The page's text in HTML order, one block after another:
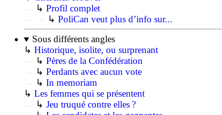
→
↳ Profil complet
→
→ ↳ PoliCan veut plus d’info sur...
Sous différents angles
↳ Historique, isolite, ou surprenant
→
↳ Pères de la Confédération
→
↳ Perdants avec aucun vote
→
↳ In memoriam
↳ Les femmes qui se présentent
→
↳ Jeu truqué contre elles ?